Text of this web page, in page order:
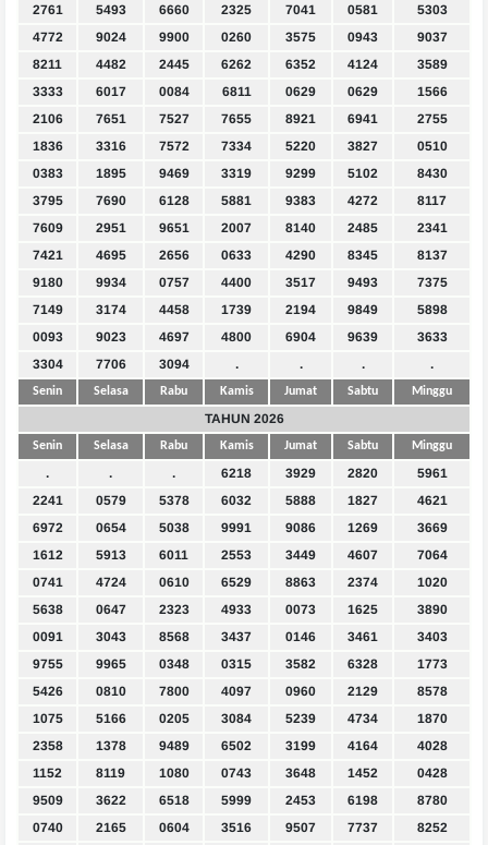
2761
5493 6660 2325 7041 0581
5303
4772
9024 9900 0260 3575 0943
9037
8211
4482 2445 6262 6352 4124
3589
3333
6017 0084 6811 0629 0629
1566
2106
7651 7527 7655 8921 6941
2755
1836
3316 7572 7334 5220 3827
0510
0383
1895 9469 3319 9299 5102
8430
3795
7690 6128 5881 9383 4272
8117
7609
2951 9651 2007 8140 2485
2341
7421
4695 2656 0633 4290 8345
8137
9180
9934 0757 4400 3517 9493
7375
7149
3174 4458 1739 2194 9849
5898
0093
9023 4697 4800 6904 9639
3633
3304
7706 3094 . . . .
Senin Selasa Rabu Kamis Jumat Sabtu Minggu
TAHUN 2026
Senin Selasa Rabu Kamis Jumat Sabtu Minggu
. . . 6218 3929 2820
5961
2241
0579 5378 6032 5888 1827
4621
6972
0654 5038 9991 9086 1269
3669
1612
5913 6011 2553 3449 4607
7064
0741
4724 0610 6529 8863 2374
1020
5638
0647 2323 4933 0073 1625
3890
0091
3043 8568 3437 0146 3461
3403
9755
9965 0348 0315 3582 6328
1773
5426
0810 7800 4097 0960 2129
8578
1075
5166 0205 3084 5239 4734
1870
2358
1378 9489 6502 3199 4164
4028
1152
8119 1080 0743 3648 1452
0428
9509
3622 6518 5999 2453 6198
8780
0740
2165 0604 3516 9507 7737
8252